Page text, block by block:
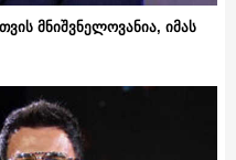
მნიშვნელოვანია, იმას